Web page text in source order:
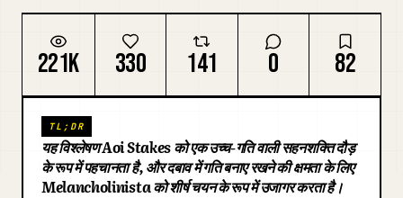
प्रॉम्प्ट
डाउनलोड
221K 330 141 0 82
TL;DR
यह विश्लेषण Aoi Stakes को एक उच्च-गति वाली सहनशक्ति दौड़
के रूप में पहचानता है, और दबाव में गति बनाए रखने की क्षमता के लिए
Melancholinista को शीर्ष चयन के रूप में उजागर करता है।